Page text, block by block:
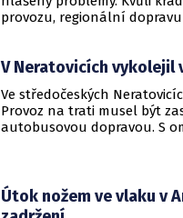
provozu, regionální
V Neratovicích vykolejil
Ve středočeských
Provoz na trati musel být
autobusovou dopravou. S
Útok nožem ve vlaku v